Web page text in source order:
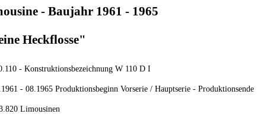
- Baujahr 1961 - 1965
Heckflosse"
- Konstruktionsbezeichnung W 110 D I
- 08.1965 Produktionsbeginn Vorserie / Hauptserie - Produktionsende
Limousinen